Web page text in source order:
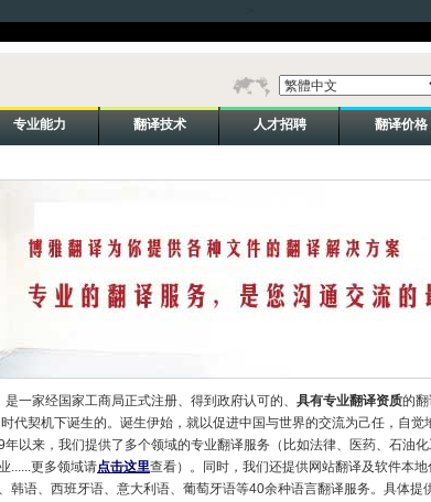
专业能力 翻译技术 人才招聘 翻译价格
一家经国家工商局正式注册、得到政府认可的、 具有专业翻译资质的翻
代契机下诞生的。诞生伊始，就以促进中国与世界的交流为己任，自觉
以来，我们提供了多个领域的专业翻译服务（比如法律、医药、石油
......更多领域请点击这里查看）。同时，我们还提供网站翻译及软件本地
韩语、西班牙语、意大利语、葡萄牙语等40余种语言翻译服务。具体提